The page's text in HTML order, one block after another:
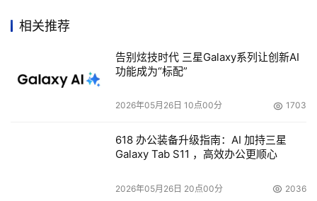
充物来使用，而此次合成的SWCNT因为能够成为结晶和分
子的一部分，而不是插入到材料中的异物，所以极有可能在
各种领域得以广泛应用。（记者：黑川 卓）
（注1）直径: 这里所说的直径是指van del Waals半径的
（注2）螺旋指数: 别名为手征指数。就是指沿纵长方向
相关推荐
告别炫技时代 三星Galaxy系列让创新AI
功能成为“标配”
2026年05月26日 10点00分 1703
618 办公装备升级指南：AI 加持三星
Galaxy Tab S11 ，高效办公更顺心
2026年05月26日 20点00分 2036